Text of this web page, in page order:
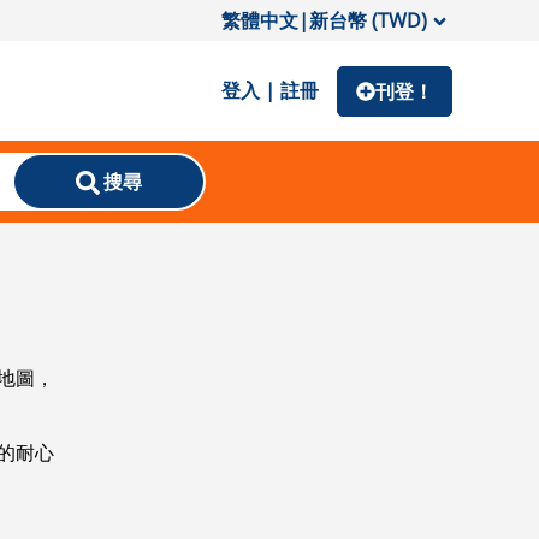
繁體中文|新台幣 (TWD)
登入 | 註冊 刊登！
搜尋
圖，
耐心